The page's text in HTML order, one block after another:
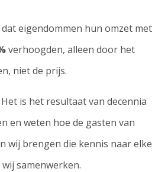
eigendommen hun omzet met
verhoogden, alleen door het
niet de prijs.
is het resultaat van decennia
en weten hoe de gasten van
wij brengen die kennis naar elke
samenwerken.